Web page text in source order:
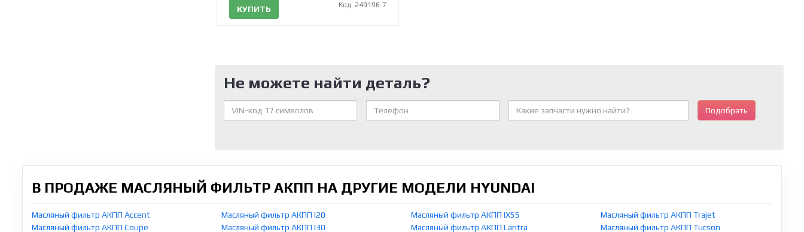
КУПИТЬ Код: 249196-7
Не можете найти деталь?
Подобрать
В ПРОДАЖЕ МАСЛЯНЫЙ ФИЛЬТР АКПП НА ДРУГИЕ МОДЕЛИ HYUNDAI
Масляный фильтр АКПП Accent
Масляный фильтр АКПП Coupe
Масляный фильтр АКПП I20
Масляный фильтр АКПП I30
Масляный фильтр АКПП IX55
Масляный фильтр АКПП Lantra
Масляный фильтр АКПП Trajet
Масляный фильтр АКПП Tucson